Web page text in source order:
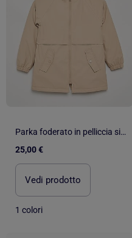
Parka foderato in pelliccia sintetica
25,00 €
Vedi prodotto
1 colori